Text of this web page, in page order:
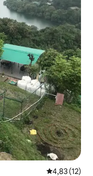
Évaluation
4,83 (12)